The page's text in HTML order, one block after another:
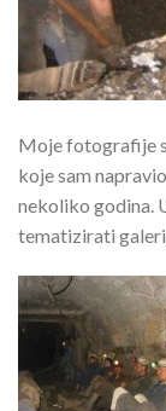
Moje fotografije
koje sam
nekoliko godina.
tematizirati